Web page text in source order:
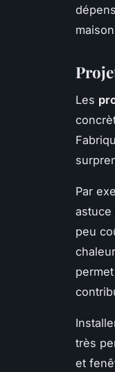
Les
Par
astuce
peu
très
et